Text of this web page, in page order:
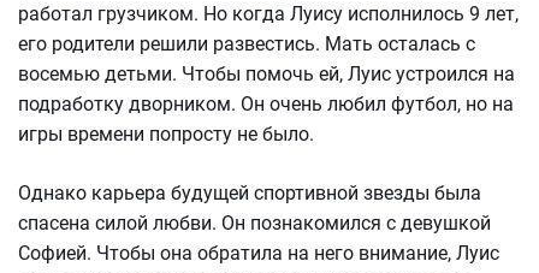
работал грузчиком. Но когда Луису исполнилось 9 лет,
его родители решили развестись. Мать осталась с
восемью детьми. Чтобы помочь ей, Луис устроился на
подработку дворником. Он очень любил футбол, но на
игры времени попросту не было.
Однако карьера будущей спортивной звезды была
спасена силой любви. Он познакомился с девушкой
Софией. Чтобы она обратила на него внимание, Луис